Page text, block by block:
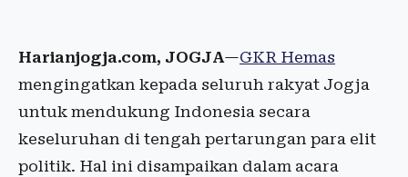
Harianjogja.com, JOGJA—GKR Hemas
mengingatkan kepada seluruh rakyat Jogja
untuk mendukung Indonesia secara
keseluruhan di tengah pertarungan para elit
politik. Hal ini disampaikan dalam acara